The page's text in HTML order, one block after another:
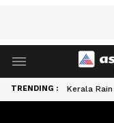
TRENDING : Kerala Rain